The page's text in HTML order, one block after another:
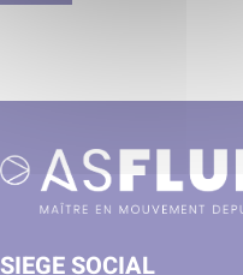
SIEGE SOCIAL